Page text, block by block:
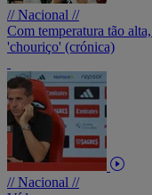
// Nacional //
Com temperatura tão
'chouriço' (crónica)
// Nacional //